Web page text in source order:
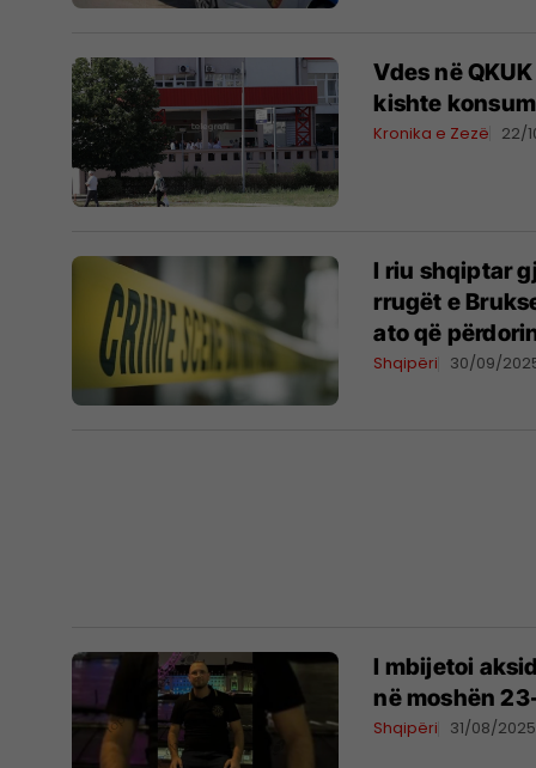
Vdes në
kishte
Kronika e Zezë 22/
I riu shqiptar
rrugët e
ato që
Shqipëri 30/09/
I mbijetoi
në moshën
Shqipëri 31/08/2025